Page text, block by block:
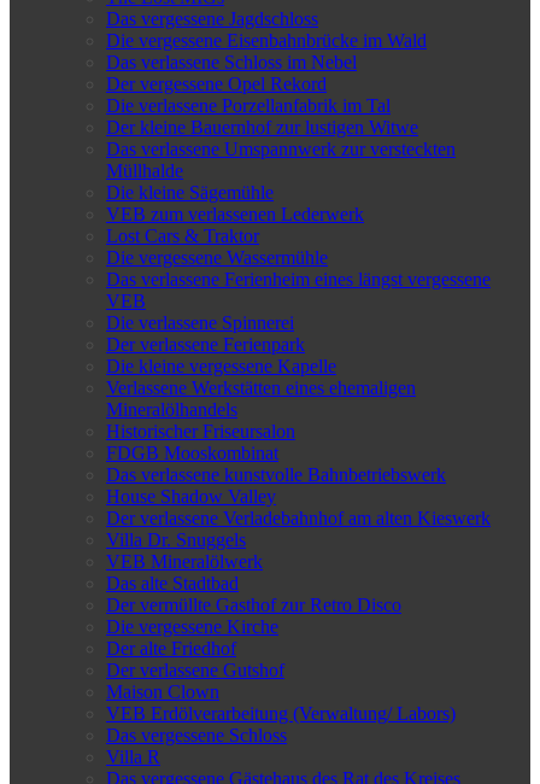
Das vergessene Jagdschloss
Die vergessene Eisenbahnbrücke im Wald
Das verlassene Schloss im Nebel
Der vergessene Opel Rekord
Die verlassene Porzellanfabrik im Tal
Der kleine Bauernhof zur lustigen Witwe
Das verlassene Umspannwerk zur versteckten
Müllhalde
Die kleine Sägemühle
VEB zum verlassenen Lederwerk
Lost Cars & Traktor
Die vergessene Wassermühle
Das verlassene Ferienheim eines längst vergessene
VEB
Die verlassene Spinnerei
Der verlassene Ferienpark
Die kleine vergessene Kapelle
Verlassene Werkstätten eines ehemaligen
Mineralölhandels
Historischer Friseursalon
FDGB Mooskombinat
Das verlassene kunstvolle Bahnbetriebswerk
House Shadow Valley
Der verlassene Verladebahnhof am alten Kieswerk
Villa Dr. Snuggels
VEB Mineralölwerk
Das alte Stadtbad
Der vermüllte Gasthof zur Retro Disco
Die vergessene Kirche
Der alte Friedhof
Der verlassene Gutshof
Maison Clown
VEB Erdölverarbeitung (Verwaltung/ Labors)
Das vergessene Schloss
Villa R
Das vergessene Gästehaus des Rat des Kreises